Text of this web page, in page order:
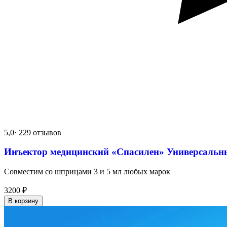
5,0· 229 отзывов
Инъектор медицинский «Спасилен»
Совместим со шприцами 3 и 5 мл любых марок
3200 ₽
В корзину